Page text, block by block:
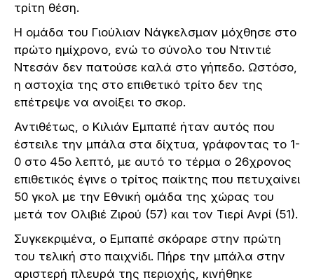
τρίτη θέση.
Η ομάδα του Γιούλιαν Νάγκελσμαν μόχθησε στο
πρώτο ημίχρονο, ενώ το σύνολο του Ντιντιέ
Ντεσάν δεν πατούσε καλά στο γήπεδο. Ωστόσο,
η αστοχία της στο επιθετικό τρίτο δεν της
επέτρεψε να ανοίξει το σκορ.
Αντιθέτως, ο Κιλιάν Εμπαπέ ήταν αυτός που
έστειλε την μπάλα στα δίχτυα, γράφοντας το 1-
0 στο 45ο λεπτό, με αυτό το τέρμα ο 26χρονος
επιθετικός έγινε ο τρίτος παίκτης που πετυχαίνει
50 γκολ με την Εθνική ομάδα της χώρας του
μετά τον Ολιβιέ Ζιρού (57) και τον Τιερί Ανρί (51).
Συγκεκριμένα, o Εμπαπέ σκόραρε στην πρώτη
του τελική στο παιχνίδι. Πήρε την μπάλα στην
αριστερή πλευρά της περιοχής, κινήθηκε